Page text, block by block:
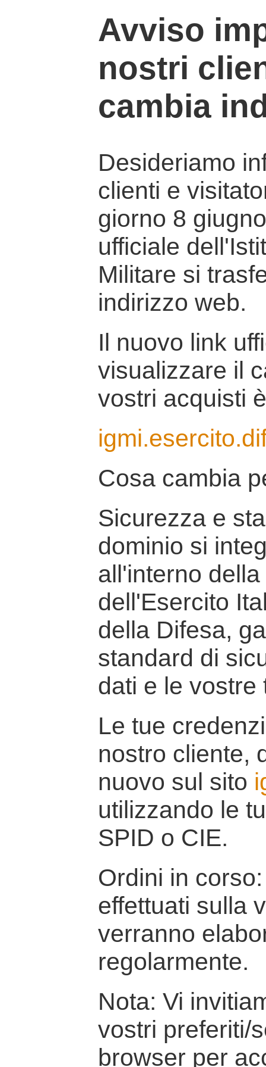
Avviso
nostri
cambia
Desideriamo
clienti e
giorno 8
ufficiale
Militare si
indirizzo web.
Il nuovo link
visualizzare il
vostri acquisti
Cosa cambia
Sicurezza e
dominio si
all'interno
dell'Esercito
della Difesa,
standard di
dati e le vostre
Le tue
nostro cliente,
nuovo sul sito
utilizzando le
SPID o CIE.
Ordini in
effettuati sulla
verranno
regolarmente.
Nota: Vi
vostri preferiti/
browser per